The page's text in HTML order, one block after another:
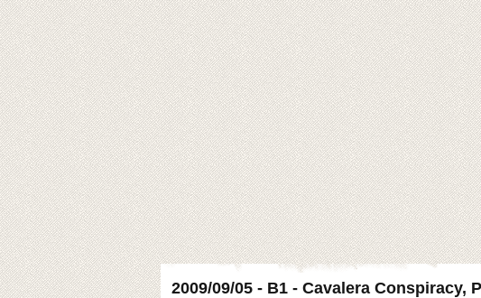
2009/09/05 - B1 - Cavalera Conspiracy,